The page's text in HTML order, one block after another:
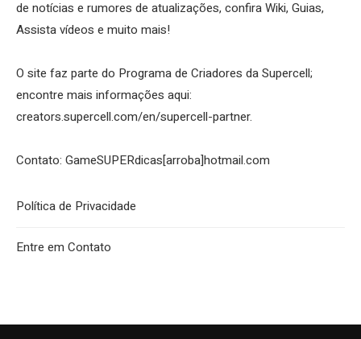
de notícias e rumores de atualizações, confira Wiki, Guias,
Assista vídeos e muito mais!
O site faz parte do Programa de Criadores da Supercell;
encontre mais informações aqui:
creators.supercell.com/en/supercell-partner.
Contato: GameSUPERdicas[arroba]hotmail.com
Política de Privacidade
Entre em Contato